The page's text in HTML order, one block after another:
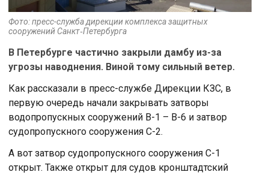
Фото: пресс-служба дирекции комплекса защитных
сооружений Санкт‑Петербурга
В Петербурге частично закрыли дамбу из-за
угрозы наводнения. Виной тому сильный ветер.
Как рассказали в пресс-службе Дирекции КЗС, в
первую очередь начали закрывать затворы
водопропускных сооружений В-1 – В-6 и затвор
судопропускного сооружения С-2.
А вот затвор судопропускного сооружения С-1
открыт. Также открыт для судов кронштадтский